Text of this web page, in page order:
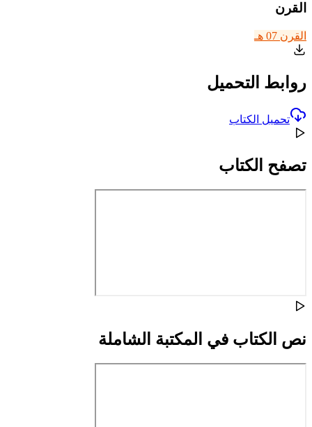
القرن
القرن 07 هـ
روابط التحميل
تحميل الكتاب
تصفح الكتاب
نص الكتاب في المكتبة الشاملة